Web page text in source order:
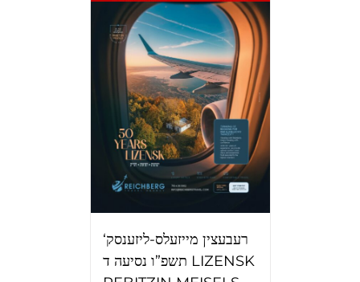
‘רעבעצין מייזעלס-ליזענסק
תשפ”ו נסיעה ד LIZENSK